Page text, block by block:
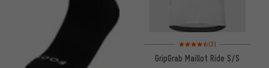
Note moyenne : 4,5 sur 5
(3)
GripGrab Maillot Ride S/S